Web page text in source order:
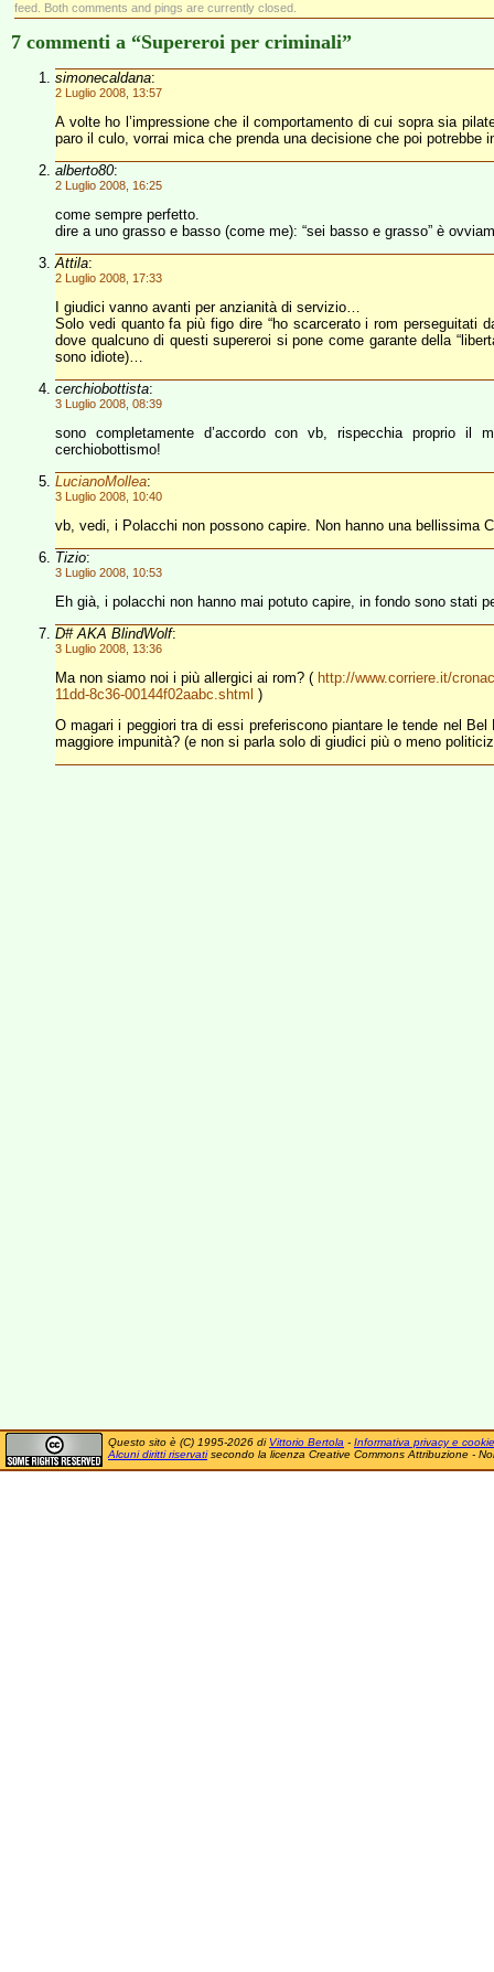
feed. Both comments and pings are currently closed.
7 commenti a “Supereroi per criminali”
simonecaldana:
2 Luglio 2008, 13:57
A volte ho l’impressione che il comportamento di cui sopra sia
paro il culo, vorrai mica che prenda una decisione che poi potrebbe
alberto80:
2 Luglio 2008, 16:25
come sempre perfetto.
dire a uno grasso e basso (come me): “sei basso e grasso” è
Attila:
2 Luglio 2008, 17:33
I giudici vanno avanti per anzianità di servizio…
Solo vedi quanto fa più figo dire “ho scarcerato i rom perseguitati
dove qualcuno di questi supereroi si pone come garante della
sono idiote)…
cerchiobottista:
3 Luglio 2008, 08:39
sono completamente d’accordo con vb, rispecchia proprio il
cerchiobottismo!
LucianoMollea:
3 Luglio 2008, 10:40
vb, vedi, i Polacchi non possono capire. Non hanno una bellissima
Tizio:
3 Luglio 2008, 10:53
Eh già, i polacchi non hanno mai potuto capire, in fondo sono stati
D# AKA BlindWolf:
3 Luglio 2008, 13:36
Ma non siamo noi i più allergici ai rom? ( http://www.corriere.it/
11dd-8c36-00144f02aabc.shtml )
O magari i peggiori tra di essi preferiscono piantare le tende nel
maggiore impunità? (e non si parla solo di giudici più o meno
Questo sito è (C) 1995-2026 di Vittorio Bertola - Informativa privacy e cookie
Alcuni diritti riservatisecondo la licenza Creative Commons Attribuzione -